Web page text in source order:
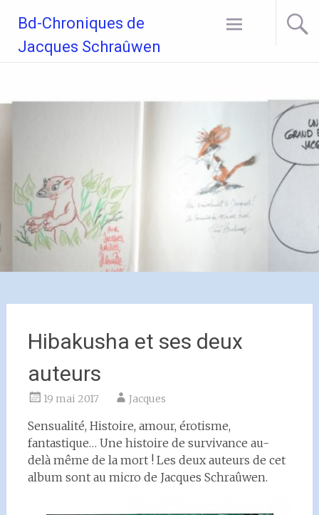
contenu
principal
Bd-Chroniques de
Jacques Schraûwen
Hibakusha et ses deux
auteurs
19 mai 2017 Jacques
Sensualité, Histoire, amour, érotisme,
fantastique… Une histoire de survivance au-
delà même de la mort ! Les deux auteurs de cet
album sont au micro de Jacques Schraûwen.